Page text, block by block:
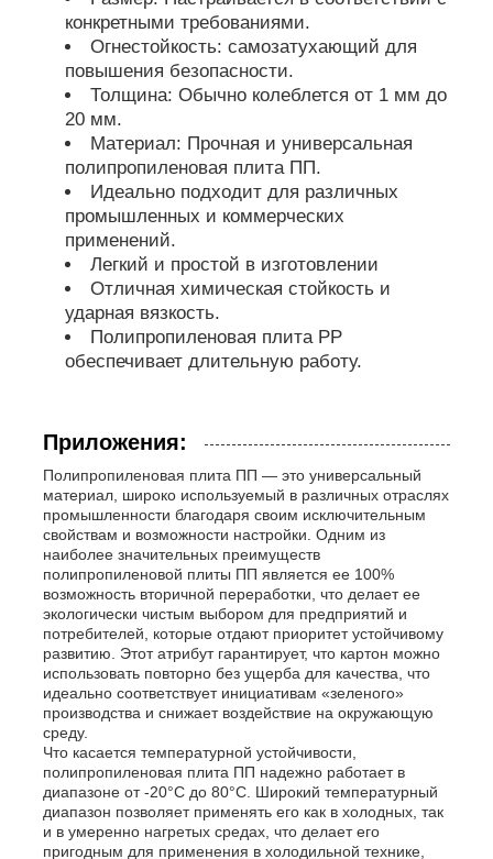
конкретными требованиями.
Огнестойкость: самозатухающий для
повышения безопасности.
Толщина: Обычно колеблется от 1 мм до
20 мм.
Материал: Прочная и универсальная
полипропиленовая плита ПП.
Идеально подходит для различных
промышленных и коммерческих
применений.
Легкий и простой в изготовлении
Отличная химическая стойкость и
ударная вязкость.
Полипропиленовая плита PP
обеспечивает длительную работу.
Приложения:
Полипропиленовая плита ПП — это универсальный
материал, широко используемый в различных отраслях
промышленности благодаря своим исключительным
свойствам и возможности настройки. Одним из
наиболее значительных преимуществ
полипропиленовой плиты ПП является ее 100%
возможность вторичной переработки, что делает ее
экологически чистым выбором для предприятий и
потребителей, которые отдают приоритет устойчивому
развитию. Этот атрибут гарантирует, что картон можно
использовать повторно без ущерба для качества, что
идеально соответствует инициативам «зеленого»
производства и снижает воздействие на окружающую
среду.
Что касается температурной устойчивости,
полипропиленовая плита ПП надежно работает в
диапазоне от -20°C до 80°C. Широкий температурный
диапазон позволяет применять его как в холодных, так
и в умеренно нагретых средах, что делает его
пригодным для применения в холодильной технике,